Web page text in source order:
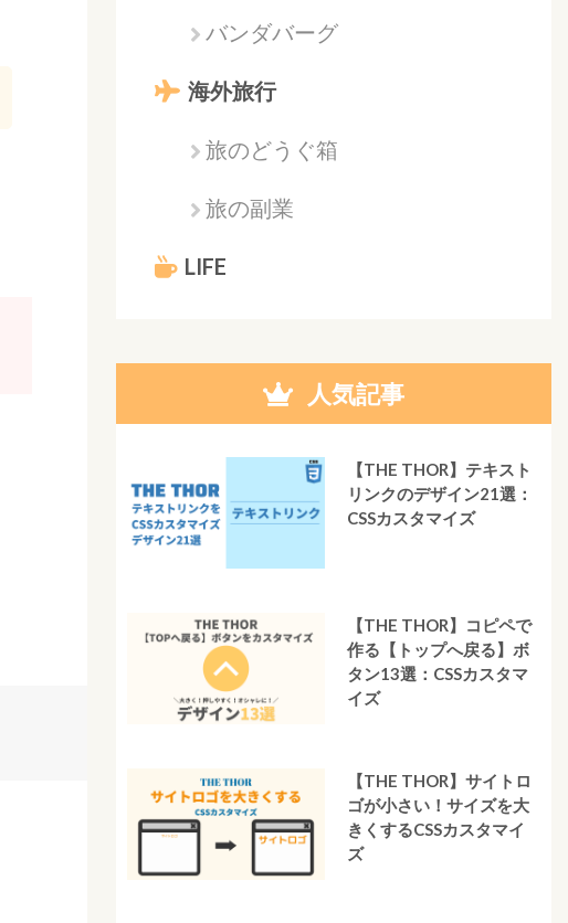
バンダバーグ
海外旅行
旅のどうぐ箱
旅の副業
LIFE
人気記事
【THE THOR】テキスト
リンクのデザイン21選：
CSSカスタマイズ
【THE THOR】コピペで
作る【トップへ戻る】ボ
タン13選：CSSカスタマ
イズ
【THE THOR】サイトロ
ゴが小さい！サイズを大
きくするCSSカスタマイ
ズ